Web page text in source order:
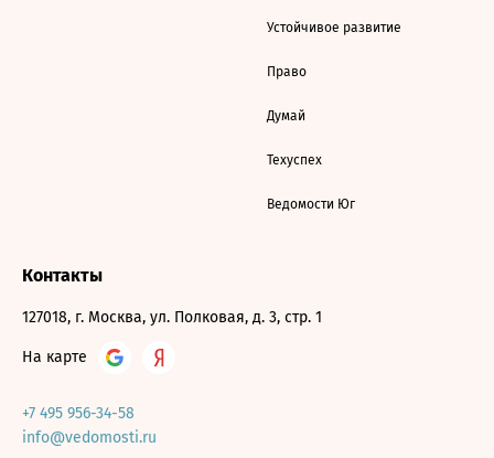
Устойчивое развитие
Право
Думай
Техуспех
Ведомости Юг
Контакты
127018, г. Москва, ул. Полковая, д. 3, стр. 1
На карте
+7 495 956-34-58
info@vedomosti.ru